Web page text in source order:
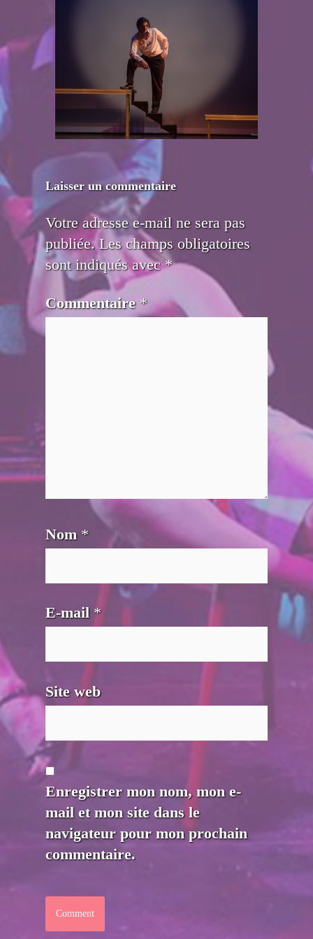
Laisser un commentaire
Votre adresse e-mail ne sera pas
publiée. Les champs obligatoires
sont indiqués avec*
Commentaire *
Nom *
E-mail *
Site web
Enregistrer mon nom, mon e-
mail et mon site dans le
navigateur pour mon prochain
commentaire.